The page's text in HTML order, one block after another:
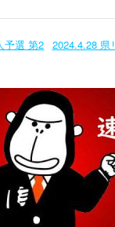
選 第2 2024.4.28 県